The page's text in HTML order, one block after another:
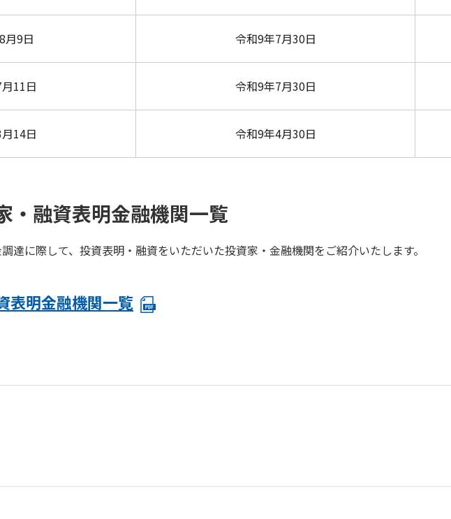
月9日 令和9年7月30日
11日 令和9年7月30日
14日 令和9年4月30日
・融資表明金融機関一覧
達に際して、投資表明・融資をいただいた投資家・金融機関をご紹介いたします。
表明金融機関一覧